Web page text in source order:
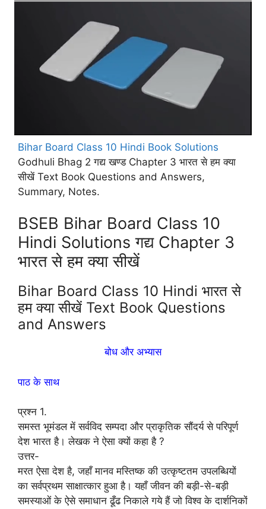
Bihar Board Class 10 Hindi Book Solutions
Godhuli Bhag 2 गद्य खण्ड Chapter 3 भारत से हम क्या
सीखें Text Book Questions and Answers,
Summary, Notes.
BSEB Bihar Board Class 10
Hindi Solutions गद्य Chapter 3
भारत से हम क्या सीखें
Bihar Board Class 10 Hindi भारत से
हम क्या सीखें Text Book Questions
and Answers
बोध और अभ्यास
पाठ के साथ
प्रश्न 1.
समस्त भूमंडल में सर्वविद सम्पदा और प्राकृतिक सौंदर्य से परिपूर्ण
देश भारत है। लेखक ने ऐसा क्यों कहा है ?
उत्तर-
मरत ऐसा देश है, जहाँ मानव मस्तिष्क की उत्कृष्टतम उपलब्धियों
का सर्वप्रथम साक्षात्कार हुआ है। यहाँ जीवन की बड़ी-से-बड़ी
समस्याओं के ऐसे समाधान ढूँढ निकाले गये हैं जो विश्व के दार्शनिकों